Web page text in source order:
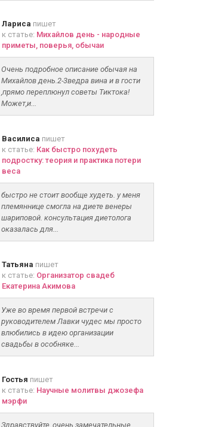
Лариса пишет
к статье: Михайлов день - народные
приметы, поверья, обычаи
Очень подробное описание обычая на
Михайлов день.2-3ведра вина и в гости
,прямо переплюнул советы Тиктока!
Может,и...
Василиса пишет
к статье: Как быстро похудеть
подростку: теория и практика потери
веса
быстро не стоит вообще худеть. у меня
племяннице смогла на диете венеры
шариповой. консультация диетолога
оказалась для...
Татьяна пишет
к статье: Организатор свадеб
Екатерина Акимова
Уже во время первой встречи с
руководителем Лавки чудес мы просто
влюбились в идею организации
свадьбы в особняке...
Гостья пишет
к статье: Научные молитвы джозефа
мэрфи
Здравствуйте, очень замечательные